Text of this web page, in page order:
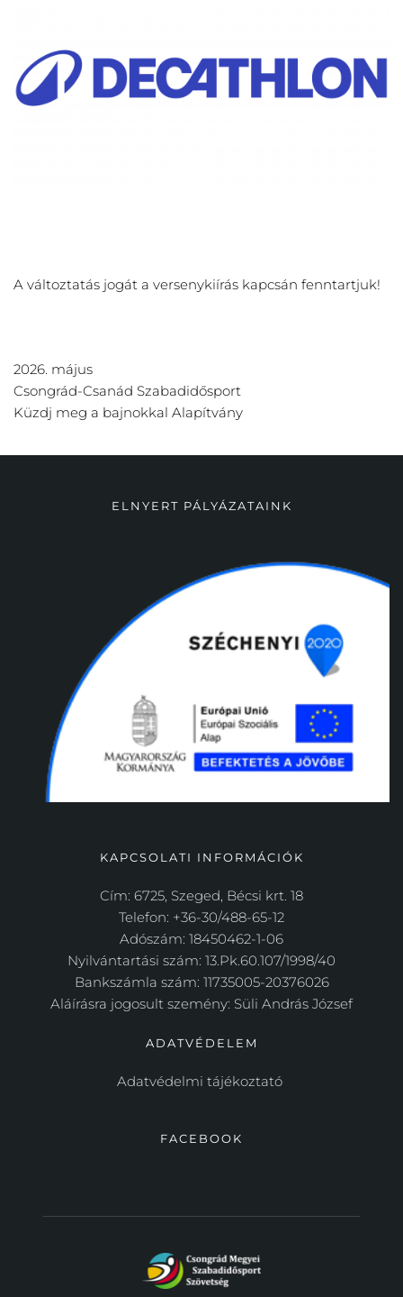
A változtatás jogát a versenykiírás kapcsán fenntartjuk!
2026. május
Csongrád-Csanád Szabadidősport
Küzdj meg a bajnokkal Alapítvány
ELNYERT PÁLYÁZATAINK
KAPCSOLATI INFORMÁCIÓK
Cím: 6725, Szeged, Bécsi krt. 18
Telefon: +36-30/488-65-12
Adószám: 18450462-1-06
Nyilvántartási szám: 13.Pk.60.107/1998/40
Bankszámla szám: 11735005-20376026
Aláírásra jogosult szemény: Süli András József
ADATVÉDELEM
Adatvédelmi tájékoztató
FACEBOOK